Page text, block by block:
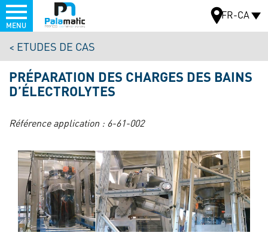
au
contenu
principal
Menu
CARTE
FR-CA
MENU
ETUDES DE CAS
PRÉPARATION DES CHARGES DES BAINS
D’ÉLECTROLYTES
Référence application : 6-61-002